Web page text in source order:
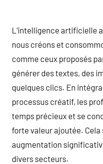
L’intelligence artificielle
nous créons et
comme ceux proposés
générer des textes, des
quelques clics. En
processus créatif, les
temps précieux et se
forte valeur ajoutée. Cela
augmentation
divers secteurs.